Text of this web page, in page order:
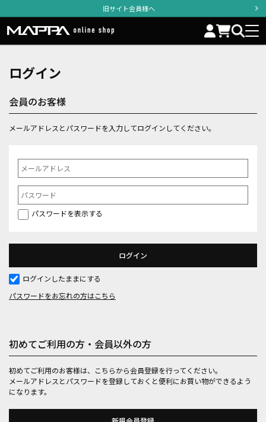
旧サイト会員様へ
ログイン
会員のお客様
メールアドレスとパスワードを入力してログインしてください。
パスワードを表示する
ログインしたままにする
パスワードをお忘れの方はこちら
初めてご利用の方・会員以外の方
初めてご利用のお客様は、こちらから会員登録を行ってください。
メールアドレスとパスワードを登録しておくと便利にお買い物ができるよう
になります。